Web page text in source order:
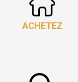
ACHETEZ